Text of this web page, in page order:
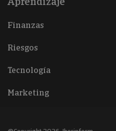
Finanzas
Riesgos
Tecnología
Marketing